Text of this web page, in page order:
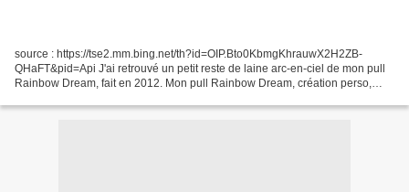
source : https://tse2.mm.bing.net/th?id=OIP.Bto0KbmgKhrauwX2H2ZB-
QHaFT&pid=Api J'ai retrouvé un petit reste de laine arc-en-ciel de mon pull
Rainbow Dream, fait en 2012. Mon pull Rainbow Dream, création perso,